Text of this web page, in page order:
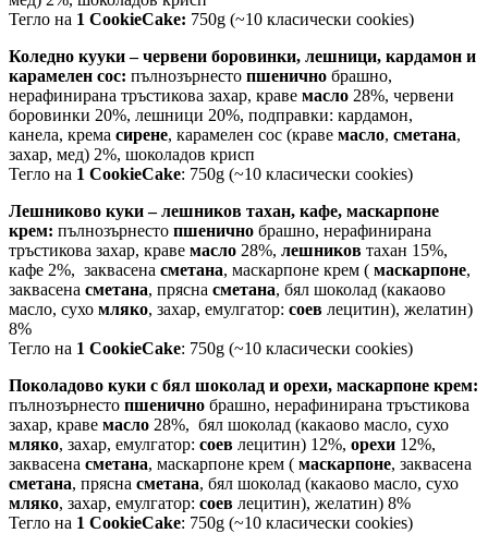
Тегло на 1 CookieCake: 750g (~10 класически cookies)
Коледно кууки – червени боровинки, лешници, кардамон и
карамелен сос: пълнозърнесто пшенично брашно,
нерафинирана тръстикова захар, краве масло 28%, червени
боровинки 20%, лешници 20%, подправки: кардамон,
канела, крема сирене, карамелен сос (краве масло, сметана,
захар, мед) 2%, шоколадов крисп
Тегло на 1 CookieCake: 750g (~10 класически cookies)
Лешниково куки – лешников тахан, кафе, маскарпоне
крем: пълнозърнесто пшенично брашно, нерафинирана
тръстикова захар, краве масло 28%, лешников тахан 15%,
кафе 2%, заквасена сметана, маскарпоне крем ( маскарпоне,
заквасена сметана, прясна сметана, бял шоколад (какаово
масло, сухо мляко, захар, емулгатор: соев лецитин), желатин)
8%
Тегло на 1 CookieCake: 750g (~10 класически cookies)
Поколадово куки с бял шоколад и орехи, маскарпоне крем:
пълнозърнесто пшенично брашно, нерафинирана тръстикова
захар, краве масло 28%, бял шоколад (какаово масло, сухо
мляко, захар, емулгатор: соев лецитин) 12%, орехи 12%,
заквасена сметана, маскарпоне крем ( маскарпоне, заквасена
сметана, прясна сметана, бял шоколад (какаово масло, сухо
мляко, захар, емулгатор: соев лецитин), желатин) 8%
Тегло на 1 CookieCake: 750g (~10 класически cookies)